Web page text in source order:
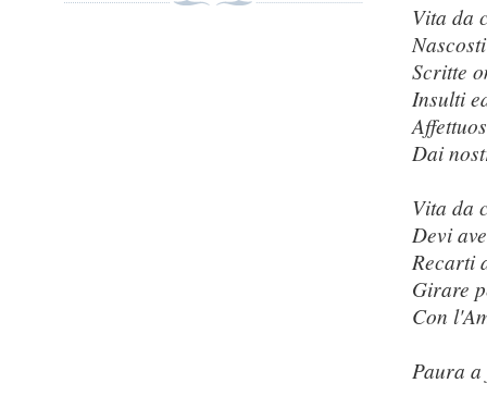
Vita da
Scritte
Insulti
Dai
Vita da
Devi
Recarti
Girare
Con
Paura